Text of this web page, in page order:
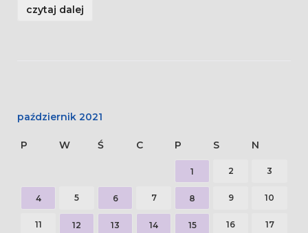
czytaj dalej
październik 2021
P W Ś C P S N
1 2 3
4 5 6 7 8 9 10
11 12 13 14 15 16 17